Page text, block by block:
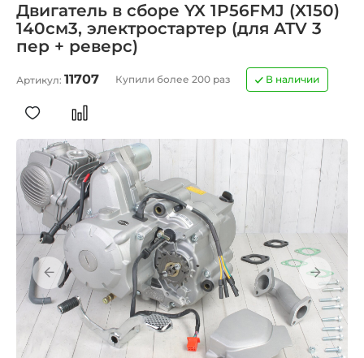
Двигатель в сборе YX 1P56FMJ (X150)
140см3, электростартер (для ATV 3
пер + реверс)
Артикул: 11707 Купили более 200 раз В наличии